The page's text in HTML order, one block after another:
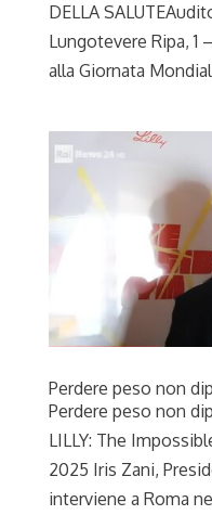
DELLA
Lungotevere Ripa, 1
alla Giornata
Perdere peso non
Perdere peso non
LILLY: The
2025 Iris Zani,
interviene a Roma